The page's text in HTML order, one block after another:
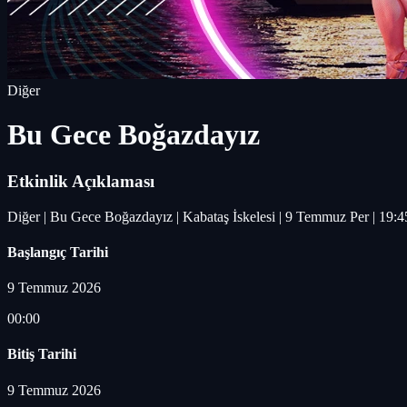
Diğer
Bu Gece Boğazdayız
Etkinlik Açıklaması
Diğer | Bu Gece Boğazdayız | Kabataş İskelesi | 9 Temmuz Per |
Başlangıç Tarihi
9 Temmuz 2026
00:00
Bitiş Tarihi
9 Temmuz 2026